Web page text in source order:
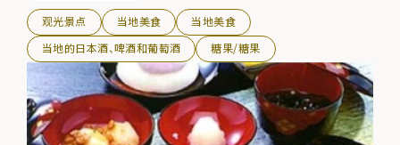
观光景点 当地美食
当地美食
当地的日本酒、啤酒和葡萄酒
糖果/糖果